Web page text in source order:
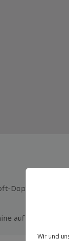
Doppelzimmer
auf dem Zimmer